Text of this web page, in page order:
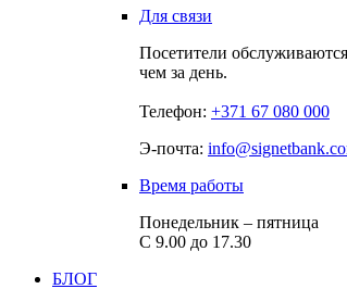
Для связи
Посетители
чем за день.
Телефон: +371 67 080 000
Э-почта:
Время работы
Понедельник – пятница
С 9.00 до 17.30
БЛОГ